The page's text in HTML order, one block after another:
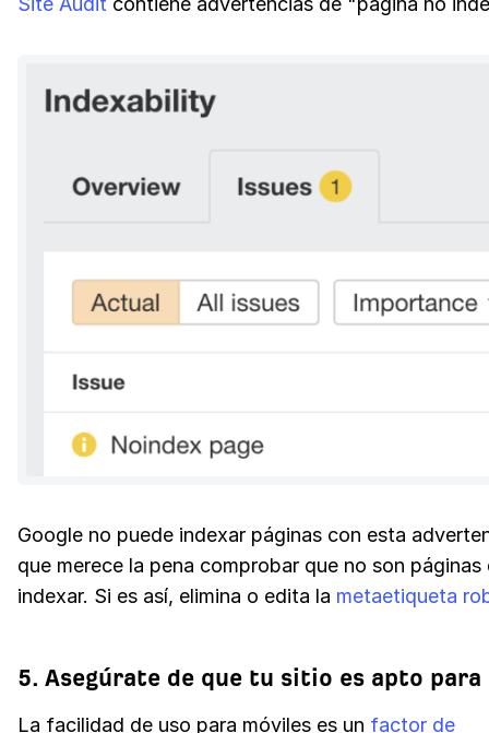
Google no puede indexar páginas con esta
que merece la pena comprobar que no son páginas
indexar. Si es así, elimina o edita la metaetiqueta
5. Asegúrate de que tu sitio es apto para
La facilidad de uso para móviles es un factor de